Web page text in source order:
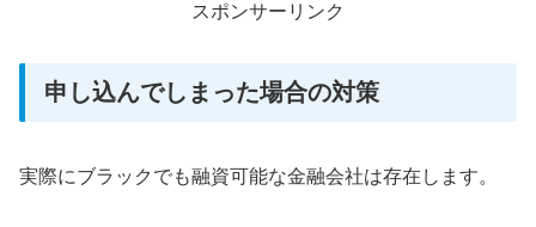
スポンサーリンク
申し込んでしまった場合の対策
実際にブラックでも融資可能な金融会社は存在します。